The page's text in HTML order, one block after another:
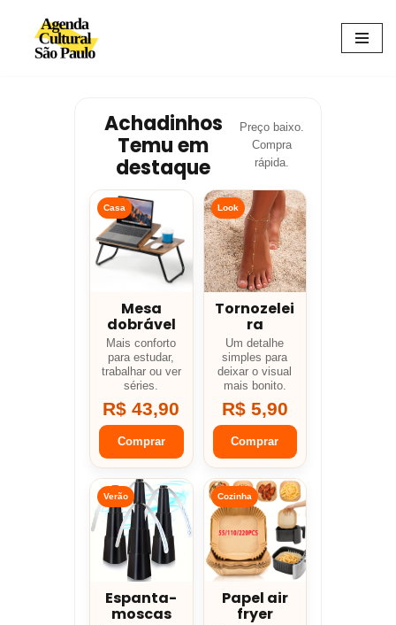
Avançar
Achadinhos
Temu em
destaque
Preço baixo.
Compra
rápida.
Casa
Mesa
dobrável
Mais conforto
para estudar,
trabalhar ou ver
séries.
R$ 43,90
Comprar
Look
Tornozelei
ra
Um detalhe
simples para
deixar o visual
mais bonito.
R$ 5,90
Comprar
Verão
Espanta-
moscas
Cozinha
Papel air
fryer